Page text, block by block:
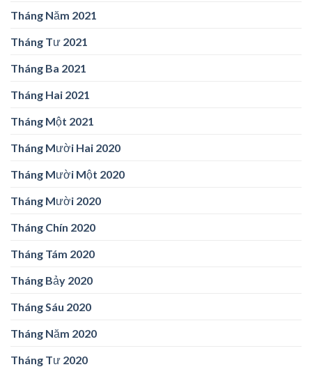
Tháng Năm 2021
Tháng Tư 2021
Tháng Ba 2021
Tháng Hai 2021
Tháng Một 2021
Tháng Mười Hai 2020
Tháng Mười Một 2020
Tháng Mười 2020
Tháng Chín 2020
Tháng Tám 2020
Tháng Bảy 2020
Tháng Sáu 2020
Tháng Năm 2020
Tháng Tư 2020